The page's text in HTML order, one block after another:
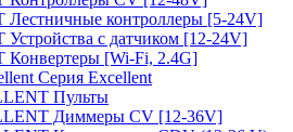
Лестничные контроллеры [5-24V]
Устройства с датчиком [12-24V]
Конвертеры [Wi-Fi, 2.4G]
Серия Excellent
Пульты
Диммеры CV [12-36V]